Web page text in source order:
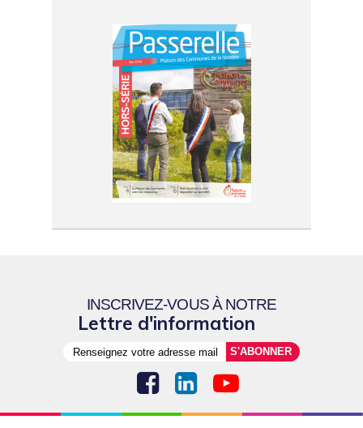
INSCRIVEZ-VOUS À NOTRE
Lettre d'information